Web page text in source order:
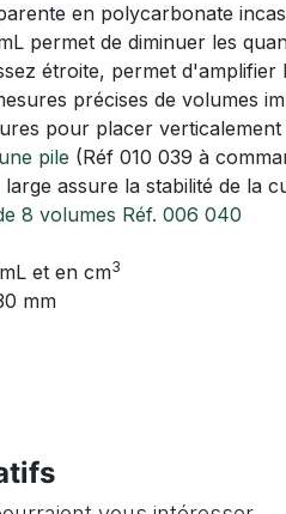
en polycarbonate
permet de diminuer les
étroite, permet d'amplifier
précises de volumes
pour placer
pile (Réf 010 039 à
assure la stabilité de la
8 volumes Réf. 006 040
et en cm3
mm